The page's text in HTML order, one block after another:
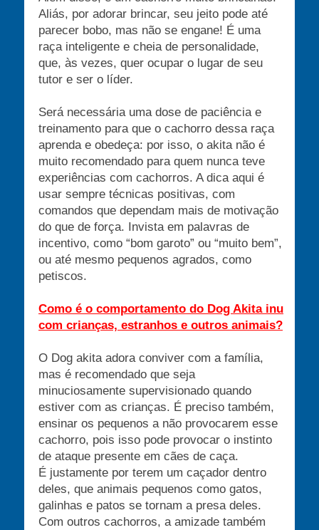
Aliás, por adorar brincar, seu jeito pode até
parecer bobo, mas não se engane! É uma
raça inteligente e cheia de personalidade,
que, às vezes, quer ocupar o lugar de seu
tutor e ser o líder.
Será necessária uma dose de paciência e
treinamento para que o cachorro dessa raça
aprenda e obedeça: por isso, o akita não é
muito recomendado para quem nunca teve
experiências com cachorros. A dica aqui é
usar sempre técnicas positivas, com
comandos que dependam mais de motivação
do que de força. Invista em palavras de
incentivo, como “bom garoto” ou “muito bem”,
ou até mesmo pequenos agrados, como
petiscos.
Como é o comportamento do Dog Akita inu
com crianças, estranhos e outros animais?
O Dog akita adora conviver com a família,
mas é recomendado que seja
minuciosamente supervisionado quando
estiver com as crianças. É preciso também,
ensinar os pequenos a não provocarem esse
cachorro, pois isso pode provocar o instinto
de ataque presente em cães de caça.
É justamente por terem um caçador dentro
deles, que animais pequenos como gatos,
galinhas e patos se tornam a presa deles.
Com outros cachorros, a amizade também